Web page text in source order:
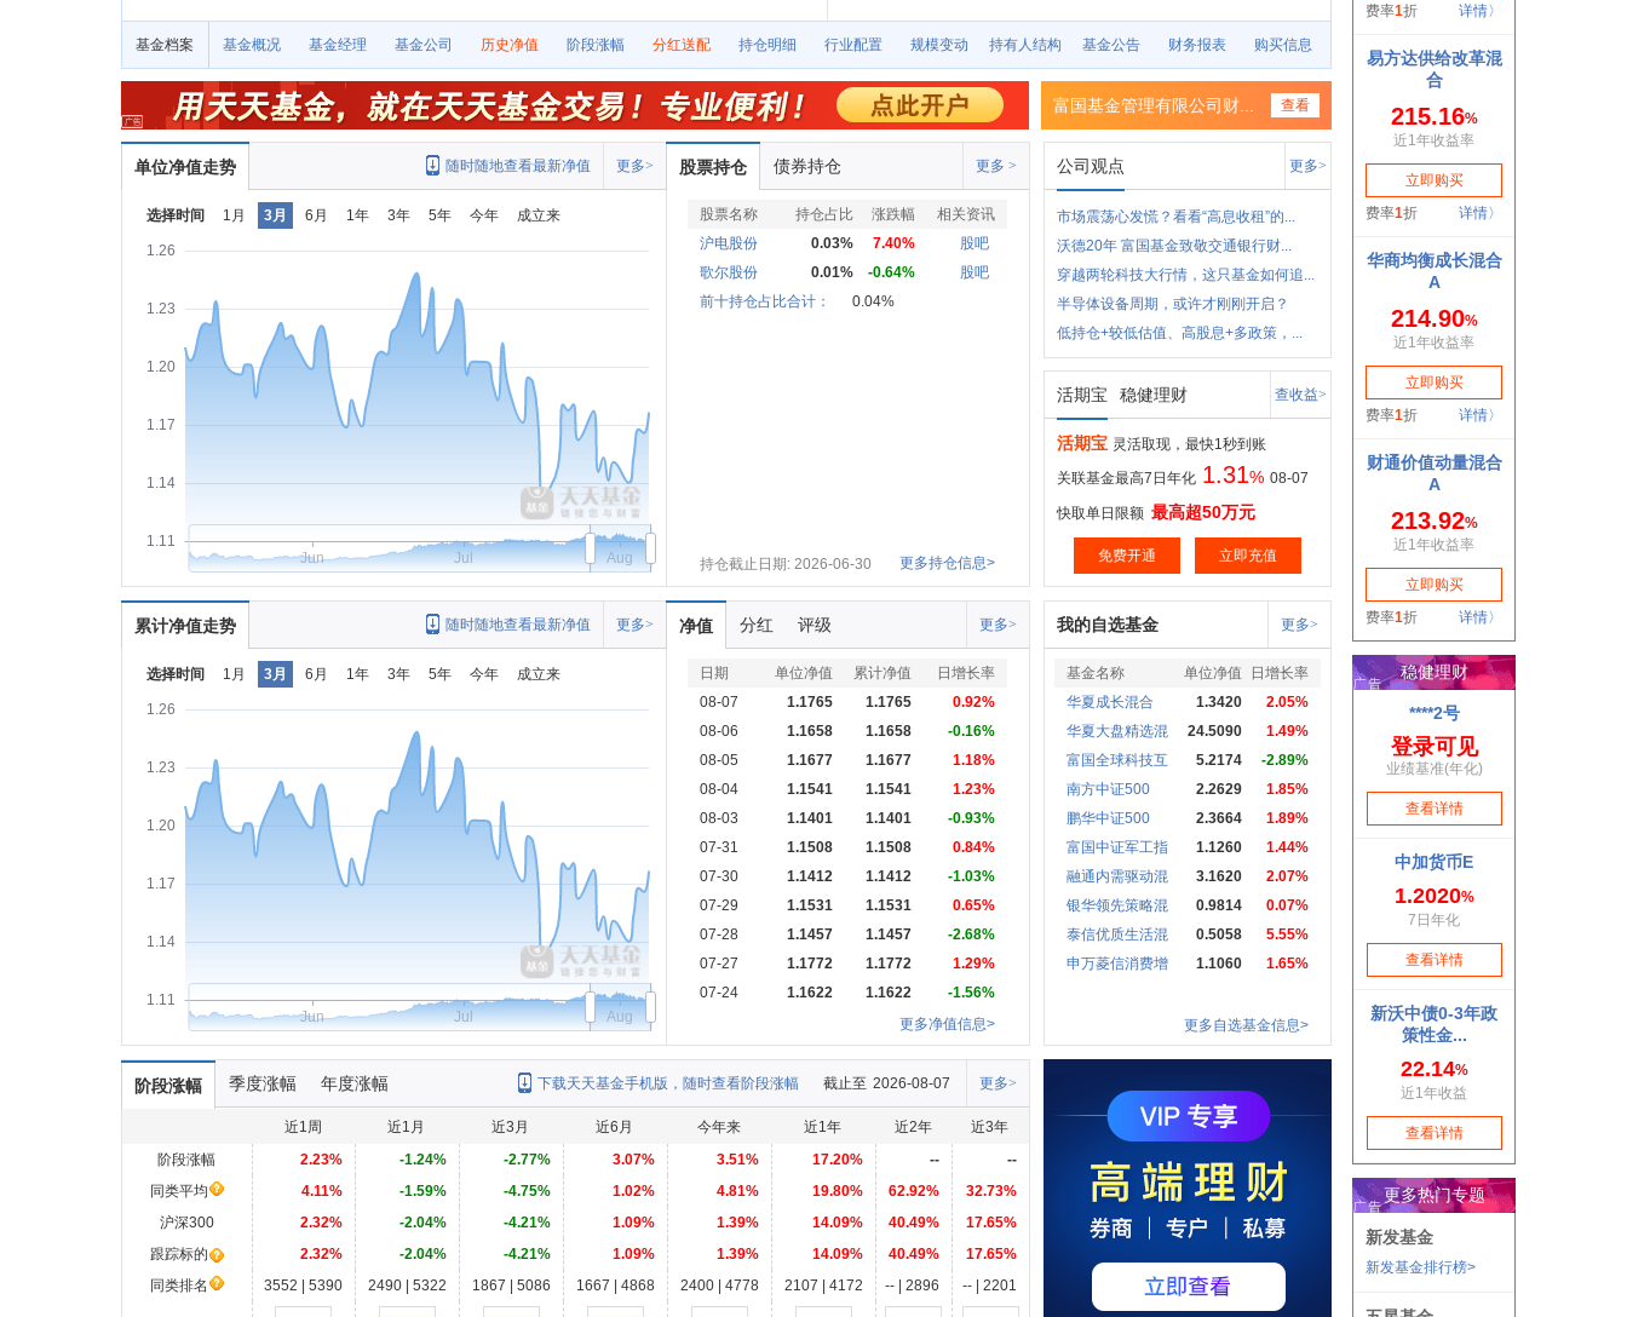
基金档案 基金概况 基金经理 基金公司 历史净值 阶段涨幅 分红送配 持仓明细 行业配置 规模变动 持有人结构 基金公告 财务报表 购买信息
富国基金管理有限公司财... 查看
单位净值走势 更多>
随时随地查看最新净值
选择时间 1月 3月 6月 1年 3年 5年 今年 成立来
1.11
1.14
1.17
1.20
1.23
1.26
Jun Jul Aug
股票持仓 债券持仓 更多 >
股票名称 持仓占比 涨跌幅
相关资讯
沪电股份
0.03% 7.40%
股吧
歌尔股份
0.01% -0.64%
股吧
前十持仓占比合计：
0.04%
持仓截止日期: 2026-06-30 更多持仓信息>
公司观点 更多>
市场震荡心发慌？看看“高息收租”的...
沃德20年 富国基金致敬交通银行财...
穿越两轮科技大行情，这只基金如何追...
半导体设备周期，或许才刚刚开启？
低持仓+较低估值、高股息+多政策，...
活期宝 稳健理财 查收益>
活期宝 灵活取现，最快1秒到账
关联基金最高7日年化 1.31% 08-07
快取单日限额 最高超50万元
免费开通 立即充值
累计净值走势 更多>
随时随地查看最新净值
选择时间 1月 3月 6月 1年 3年 5年 今年 成立来
1.11
1.14
1.17
1.20
1.23
1.26
Jun Jul Aug
净值 分红 评级 更多>
日期 单位净值 累计净值
日增长率
08-07
1.1765 1.1765
0.92%
08-06
1.1658 1.1658
-0.16%
08-05
1.1677 1.1677
1.18%
08-04
1.1541 1.1541
1.23%
08-03
1.1401 1.1401
-0.93%
07-31
1.1508 1.1508
0.84%
07-30
1.1412 1.1412
-1.03%
07-29
1.1531 1.1531
0.65%
07-28
1.1457 1.1457
-2.68%
07-27
1.1772 1.1772
1.29%
07-24
1.1622 1.1622
-1.56%
更多净值信息>
我的自选基金 更多>
基金名称 单位净值
日增长率
华夏成长混合
1.3420
2.05%
华夏大盘精选混
24.5090
1.49%
富国全球科技互
5.2174
-2.89%
南方中证500
2.2629
1.85%
鹏华中证500
2.3664
1.89%
富国中证军工指
1.1260
1.44%
融通内需驱动混
3.1620
2.07%
银华领先策略混
0.9814
0.07%
泰信优质生活混
0.5058
5.55%
申万菱信消费增
1.1060 1.65%
更多自选基金信息>
阶段涨幅 季度涨幅 年度涨幅 更多>
截止至 2026-08-07
下载天天基金手机版，随时查看阶段涨幅
近1周 近1月 近3月 近6月 今年来 近1年 近2年
近3年
阶段涨幅
2.23% -1.24% -2.77% 3.07% 3.51% 17.20% --
--
同类平均
4.11% -1.59% -4.75% 1.02% 4.81% 19.80% 62.92%
32.73%
沪深300
2.32% -2.04% -4.21% 1.09% 1.39% 14.09% 40.49%
17.65%
跟踪标的
2.32% -2.04% -4.21% 1.09% 1.39% 14.09% 40.49%
17.65%
同类排名
3552 | 5390 2490 | 5322 1867 | 5086 1667 | 4868 2400 | 4778 2107 | 4172 -- | 2896 -- | 2201